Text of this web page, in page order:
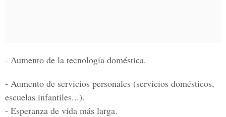
- Aumento de la tecnología doméstica.
- Aumento de servicios personales (servicios domésticos,
escuelas infantiles...).
- Esperanza de vida más larga.